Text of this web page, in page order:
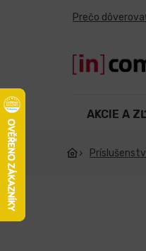
Prečo
AKCIE A